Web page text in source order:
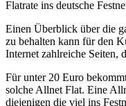
Flatrate ins deutsche
Einen Überblick über die
zu behalten kann für den
Internet zahlreiche Seiten,
Für unter 20 Euro
solche Allnet Flat. Eine
diejenigen die viel ins